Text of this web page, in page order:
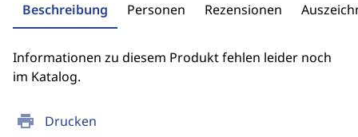
print Drucken
Beschreibung Personen Rezensionen
Informationen zu diesem Produkt fehlen leider noch
im Katalog.